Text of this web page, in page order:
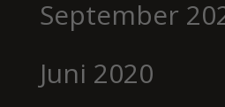
September
Juni 2020